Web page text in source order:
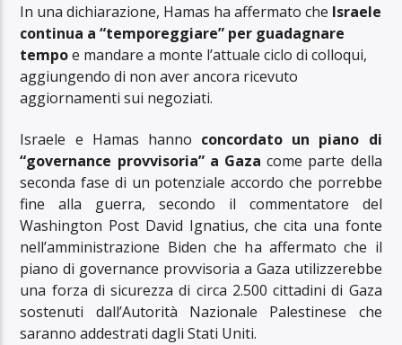
In una dichiarazione, Hamas ha affermato che Israele
continua a “temporeggiare” per guadagnare
tempoe mandare a monte l’attuale ciclo di colloqui,
aggiungendo di non aver ancora ricevuto
aggiornamenti sui negoziati.
Israele e Hamas hanno concordato un piano di
“governance provvisoria” a Gaza come parte della
seconda fase di un potenziale accordo che porrebbe
fine alla guerra, secondo il commentatore del
Washington Post David Ignatius, che cita una fonte
nell’amministrazione Biden che ha affermato che il
piano di governance provvisoria a Gaza utilizzerebbe
una forza di sicurezza di circa 2.500 cittadini di Gaza
sostenuti dall’Autorità Nazionale Palestinese che
saranno addestrati dagli Stati Uniti.